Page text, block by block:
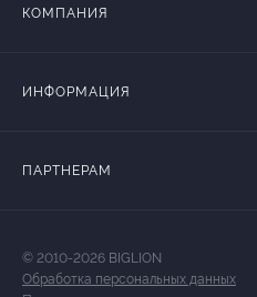
КОМПАНИЯ
ИНФОРМАЦИЯ
ПАРТНЕРАМ
© 2010-2026 BIGLION
Обработка персональных данных